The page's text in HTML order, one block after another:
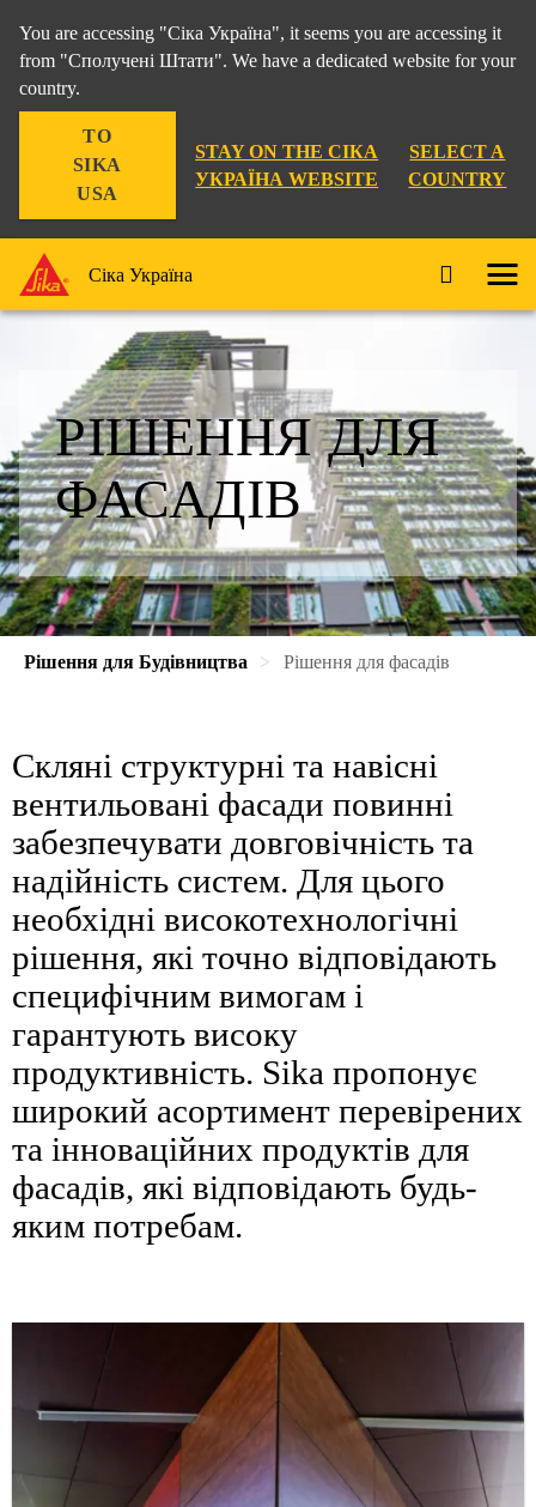
You are accessing "Сіка Україна", it seems you are accessing it
from "Сполучені Штати". We have a dedicated website for your
country.
TO
SIKA
USA
STAY ON THE СІКА
УКРАЇНА WEBSITE
SELECT A
COUNTRY
Сіка Україна
РІШЕННЯ ДЛЯ
ФАСАДІВ
Рішення для Будівництва Рішення для фасадів
Скляні структурні та навісні
вентильовані фасади повинні
забезпечувати довговічність та
надійність систем. Для цього
необхідні високотехнологічні
рішення, які точно відповідають
специфічним вимогам і
гарантують високу
продуктивність. Sika пропонує
широкий асортимент перевірених
та інноваційних продуктів для
фасадів, які відповідають будь-
яким потребам.